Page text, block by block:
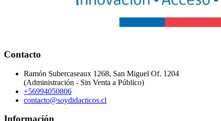
Contacto
Ramón Subercaseaux 1268, San Miguel Of. 1204
(Administración - Sin Venta a Público)
+56994050806
contacto@soydidacticos.cl
Información